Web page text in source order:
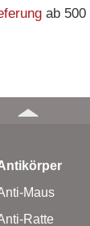
ab 500
Maus
Ratte